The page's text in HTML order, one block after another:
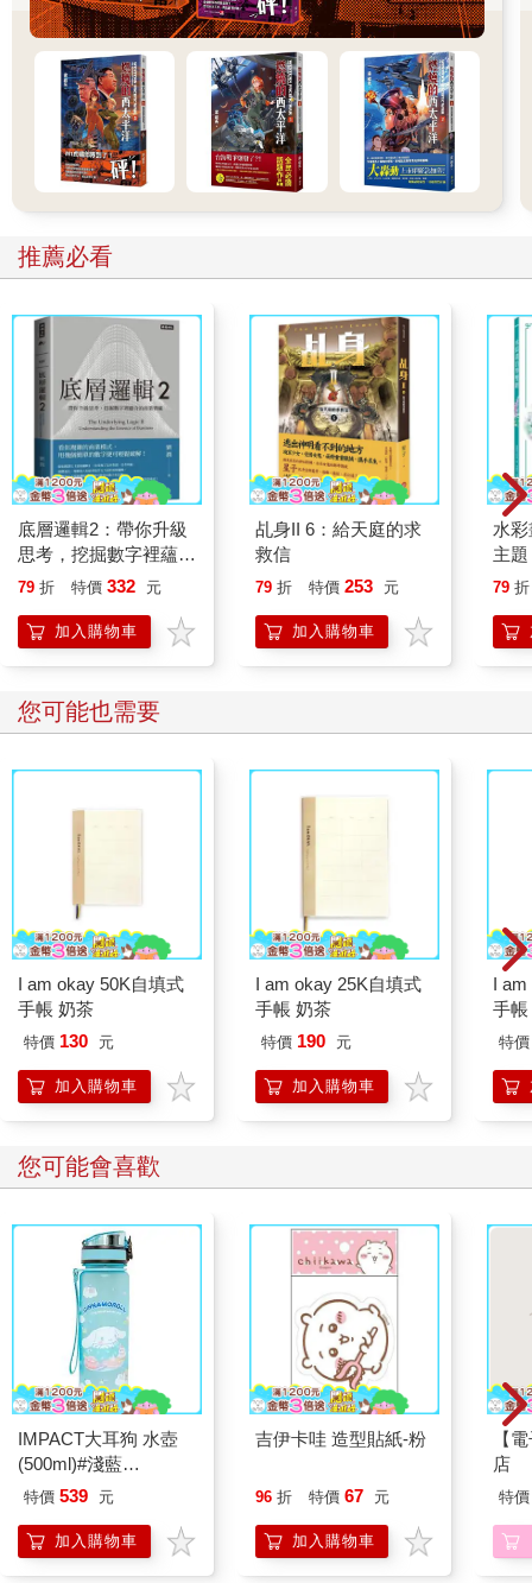
也試著回應媒體的提問。透過各種場合的交流，我得以確認市民
朋友想要理解憲法、法律條文與憲法精神的知識渴望，並掌握他
們關切的疑問所在。具體來說，我整理了在「人權Plus」、「青
年政策網絡」、「新路聚會」、「大學生集談會」、「刑事政策
學會」等學術聚會中交流與對話的內容。由於這一局勢下的關鍵
字為「戒嚴、內亂、彈劾」，因此我將本書書名定為「超越戒嚴
與內亂」；又因為本書是與渴望健全民主主義的市民一起以憲法
爲素材的對話，所以副書名為「國民寫下的憲法故事」（編註：
彙整而成。雖然內容編排像是講座的形式，但閱讀時應按照發話
當時十二月、一月、二月、三月、四月的時間點區分。成書過程
（音譯）的邀請與編輯；學生池敏雅（音譯）則協助將我的演講
內容轉化為文字。韓國刑事．法務政策研究院的金大根（音譯）
博士也不時提供我方向上的建議，並透過「更近一步探知」的單
元補充學術性內容。獨自扛著攝影機記錄下歷史現場的媒體
「mediamongu」也爽快地同意我使用他的照片，並完整提供他手
上的影像。因此，本書可說是集結臉書、演講、聚會所凝聚而成
的集體智慧與相互交流的產物。對我而言，這也是我在退休之
後，立下要與「市民之海」同行的決心後，所結出的第一個果
實。
彈劾的時刻與春天的到來一致。春天是萬物復甦、百花齊放的季
節。然而這一切都不是自然而然發生的，而是眾多生命竭盡全
力，融化冬日的霜雪，方能一同開啟春天。當滿山遍野瀰漫春之
氣息時，就能從中感受到一個又一個生命的熾熱與盼望。同樣
鬥與渴望所凝聚而成的總和。願我們能一同迎接共同創造的春
推薦必看
底層邏輯2：帶你升級
思考，挖掘數字裡蘊含
的商業寶藏
79 折 特價 332 元
加入購物車
乩身II 6：給天庭的求
救信
79 折 特價 253 元
加入購物車
水
主
點
79 折
您可能也需要
I am okay 50K自填式
手帳 奶茶
特價 130 元
加入購物車
I am okay 25K自填式
手帳 奶茶
特價 190 元
加入購物車
I am
手帳
特價
您可能會喜歡
IMPACT大耳狗 水壺
(500ml)#淺藍
IMCMB01LB
特價 539 元
加入購物車
吉伊卡哇 造型貼紙-粉
96 折 特價 67 元
加入購物車
【
店
特價